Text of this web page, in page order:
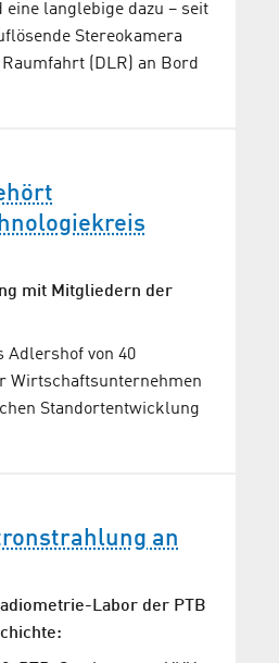
langlebige dazu – seit
Stereokamera
(DLR) an Bord
mit Mitgliedern der
Adlershof von 40
Wirtschaftsunternehmen
Standortentwicklung
an
Labor der PTB